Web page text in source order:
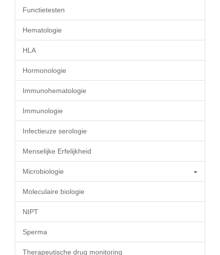
Functietesten
Hematologie
HLA
Hormonologie
Immunohematologie
Immunologie
Infectieuze serologie
Menselijke Erfelijkheid
Microbiologie
Moleculaire biologie
NIPT
Sperma
Therapeutische drug monitoring